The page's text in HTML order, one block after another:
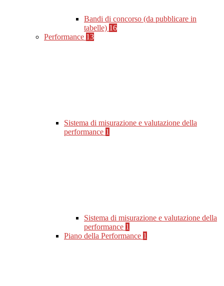
Bandi di concorso (da pubblicare in
tabelle) 16
Performance 13
Sistema di misurazione e valutazione della
performance 1
Sistema di misurazione e valutazione della
performance 1
Piano della Performance 1